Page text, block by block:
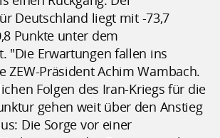
Deutschland liegt mit -73,7
Punkte unter dem
"Die Erwartungen fallen ins
ZEW-Präsident Achim Wambach.
Folgen des Iran-Kriegs für die
gehen weit über den Anstieg
Die Sorge vor einer